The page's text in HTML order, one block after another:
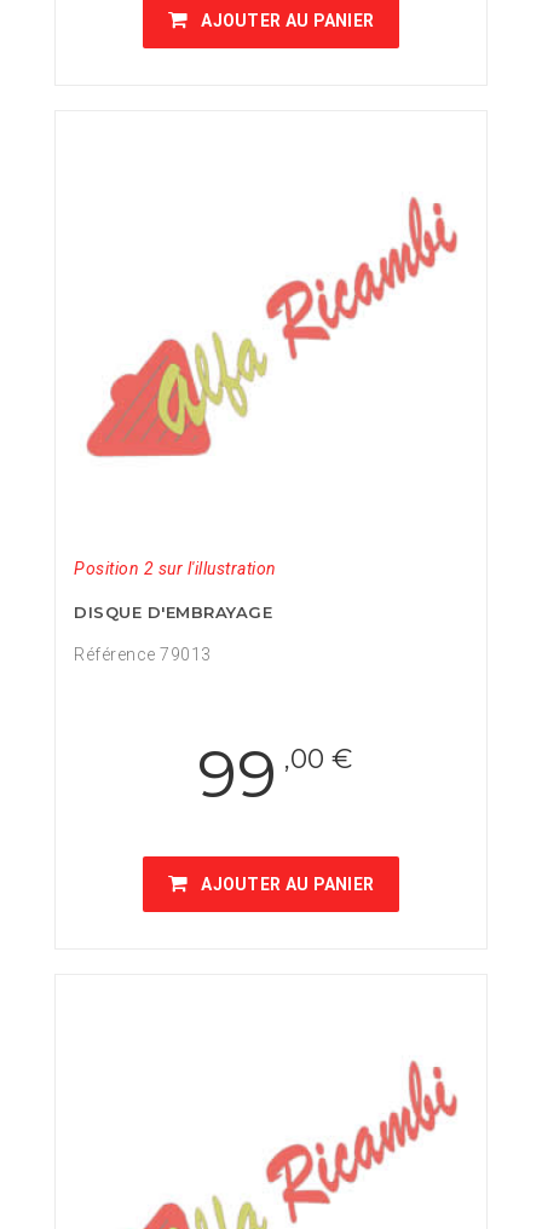
AJOUTER AU PANIER
Position 2 sur l'illustration
DISQUE D'EMBRAYAGE
Référence 79013
99 ,00 €
AJOUTER AU PANIER